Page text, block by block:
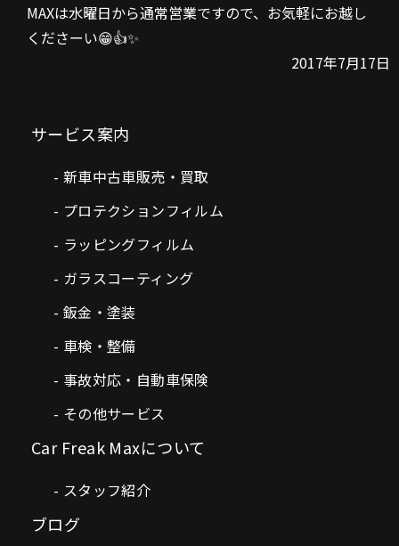
MAXは水曜日から通常営業ですので、お気軽にお越し
くださーい😁👍✨
2017年7月17日
サービス案内
新車中古車販売・買取
プロテクションフィルム
ラッピングフィルム
ガラスコーティング
鈑金・塗装
車検・整備
事故対応・自動車保険
その他サービス
Car Freak Maxについて
スタッフ紹介
ブログ